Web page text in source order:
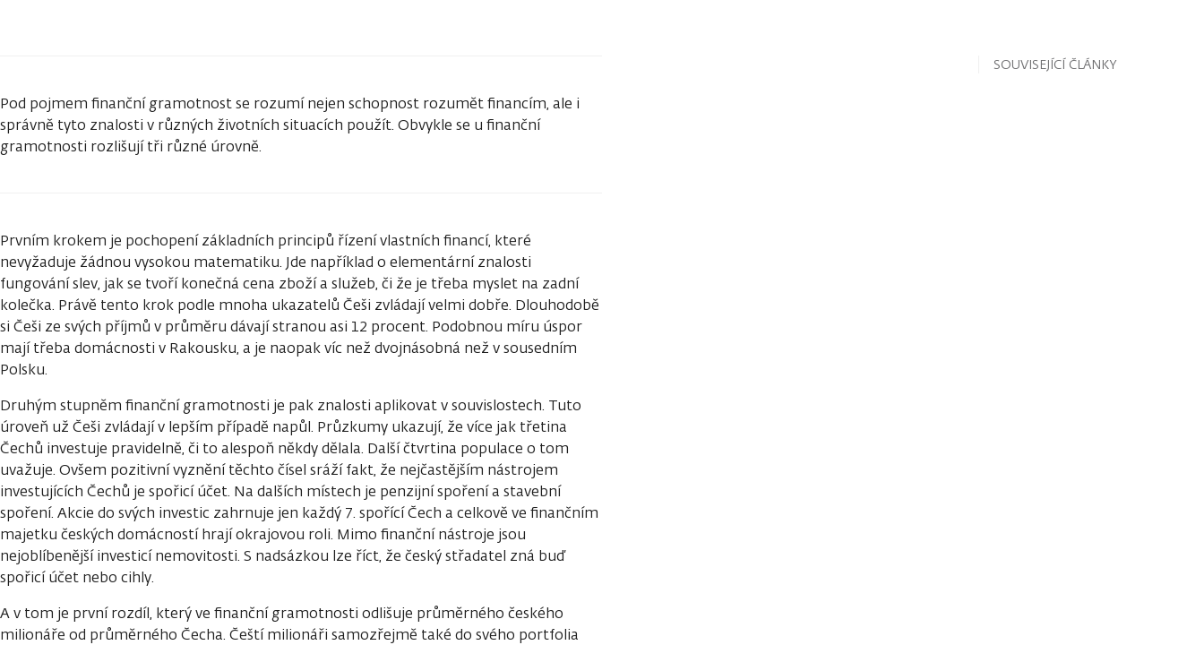
Pod pojmem finanční gramotnost se rozumí nejen schopnost rozumět financím, ale i
správně tyto znalosti v různých životních situacích použít. Obvykle se u finanční
gramotnosti rozlišují tři různé úrovně.
Prvním krokem je pochopení základních principů řízení vlastních financí, které
nevyžaduje žádnou vysokou matematiku. Jde například o elementární znalosti
fungování slev, jak se tvoří konečná cena zboží a služeb, či že je třeba myslet na zadní
kolečka. Právě tento krok podle mnoha ukazatelů Češi zvládají velmi dobře. Dlouhodobě
si Češi ze svých příjmů v průměru dávají stranou asi 12 procent. Podobnou míru úspor
mají třeba domácnosti v Rakousku, a je naopak víc než dvojnásobná než v sousedním
Polsku.
Druhým stupněm finanční gramotnosti je pak znalosti aplikovat v souvislostech. Tuto
úroveň už Češi zvládají v lepším případě napůl. Průzkumy ukazují, že více jak třetina
Čechů investuje pravidelně, či to alespoň někdy dělala. Další čtvrtina populace o tom
uvažuje. Ovšem pozitivní vyznění těchto čísel sráží fakt, že nejčastějším nástrojem
investujících Čechů je spořicí účet. Na dalších místech je penzijní spoření a stavební
spoření. Akcie do svých investic zahrnuje jen každý 7. spořící Čech a celkově ve finančním
majetku českých domácností hrají okrajovou roli. Mimo finanční nástroje jsou
nejoblíbenější investicí nemovitosti. S nadsázkou lze říct, že český střadatel zná buď
spořicí účet nebo cihly.
A v tom je první rozdíl, který ve finanční gramotnosti odlišuje průměrného českého
milionáře od průměrného Čecha. Čeští milionáři samozřejmě také do svého portfolia
SOUVISEJÍCÍ ČLÁNKY